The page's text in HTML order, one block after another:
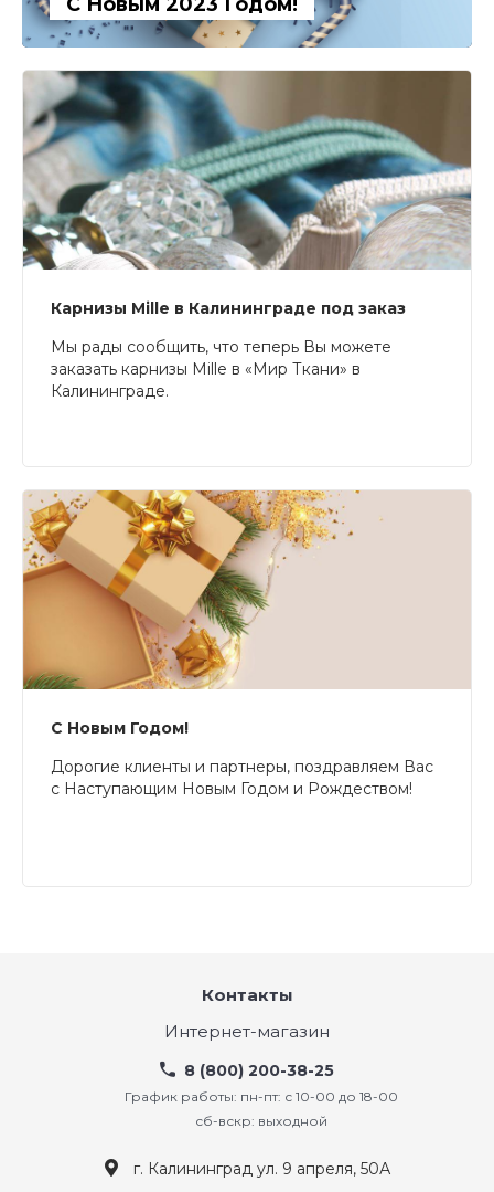
Карнизы Mille в Калининграде под заказ
Мы рады сообщить, что теперь Вы можете
заказать карнизы Mille в «Мир Ткани» в
Калининграде.
С Новым Годом!
Дорогие клиенты и партнеры, поздравляем Вас
с Наступающим Новым Годом и Рождеством!
Контакты
Интернет-магазин
8 (800) 200-38-25
График работы: пн-пт: с 10-00 до 18-00
сб-вскр: выходной
г. Калининград ул. 9 апреля, 50А